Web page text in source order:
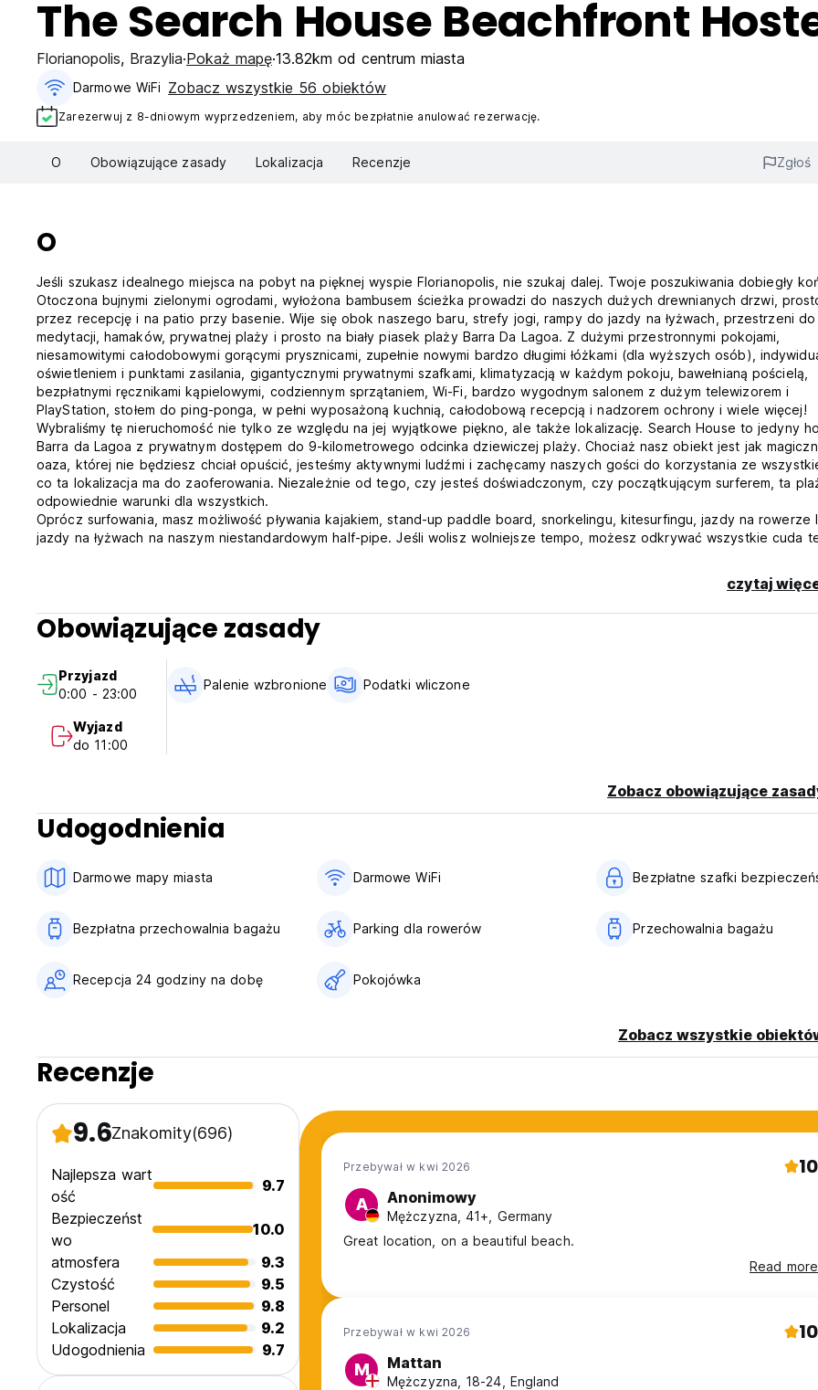
The Search House Beachfront
Florianopolis, Brazylia Pokaż mapę 13.82km od centrum miasta
Darmowe WiFi Zobacz wszystkie 56 obiektów
Zarezerwuj z 8-dniowym wyprzedzeniem, aby móc bezpłatnie anulować rezerwację.
O Obowiązujące zasady Lokalizacja Recenzje Zgłoś
O
Jeśli szukasz idealnego miejsca na pobyt na pięknej wyspie Florianopolis, nie szukaj dalej. Twoje poszukiwania dobiegły
Otoczona bujnymi zielonymi ogrodami, wyłożona bambusem ścieżka prowadzi do naszych dużych drewnianych drzwi,
przez recepcję i na patio przy basenie. Wije się obok naszego baru, strefy jogi, rampy do jazdy na łyżwach, przestrzeni do
medytacji, hamaków, prywatnej plaży i prosto na biały piasek plaży Barra Da Lagoa. Z dużymi przestronnymi pokojami,
niesamowitymi całodobowymi gorącymi prysznicami, zupełnie nowymi bardzo długimi łóżkami (dla wyższych osób),
oświetleniem i punktami zasilania, gigantycznymi prywatnymi szafkami, klimatyzacją w każdym pokoju, bawełnianą pościelą,
bezpłatnymi ręcznikami kąpielowymi, codziennym sprzątaniem, Wi-Fi, bardzo wygodnym salonem z dużym telewizorem i
PlayStation, stołem do ping-ponga, w pełni wyposażoną kuchnią, całodobową recepcją i nadzorem ochrony i wiele więcej!
Wybraliśmy tę nieruchomość nie tylko ze względu na jej wyjątkowe piękno, ale także lokalizację. Search House to jedyny
Barra da Lagoa z prywatnym dostępem do 9-kilometrowego odcinka dziewiczej plaży. Chociaż nasz obiekt jest jak
oaza, której nie będziesz chciał opuścić, jesteśmy aktywnymi ludźmi i zachęcamy naszych gości do korzystania ze
co ta lokalizacja ma do zaoferowania. Niezależnie od tego, czy jesteś doświadczonym, czy początkującym surferem, ta
odpowiednie warunki dla wszystkich.
Oprócz surfowania, masz możliwość pływania kajakiem, stand-up paddle board, snorkelingu, kitesurfingu, jazdy na rowerze
jazdy na łyżwach na naszym niestandardowym half-pipe. Jeśli wolisz wolniejsze tempo, możesz odkrywać wszystkie cuda
basenie lub opalać się, czytając książkę na naszej prywatnej plaży. Nocą - mamy w pełni wyposażony bar na świeżym
doskonałym nagłośnieniem i wiemy, jak się bawić! Od imprez przy basenie po koncerty na żywo - mamy wszystko, czego
potrzebujesz. Znajdujemy się w pobliżu centralnego centrum Lagoa Da Conceição, gdzie znajduje się szeroki wybór
barów i klubów. Mamy również połączenia z najlepszymi klubami nocnymi i możemy pomóc w zorganizowaniu nocnego
bezpośrednim transferem.
Zasady i warunki The Search House:
Zameldowanie od 15:00 do 00:00
Wymeldowanie przed 11:00
Zasady anulowania rezerwacji: 72 godziny przed przyjazdem.
Płatność po przyjeździe gotówką, kartą kredytową lub debetową. Obiekt może dokonać preautoryzacji karty kredytowej
Ogólne:
Brak godziny policyjnej.
Obiekt nie akceptuje osób poniżej 18. roku życia.
WAŻNE W miejscowości Barra da Lagoa nie ma bankomatów. Zalecamy udanie się do Lagoa de Conceio. (Auto-translated
original language)
czytaj
Obowiązujące zasady
Przyjazd
0:00 - 23:00
Wyjazd
do 11:00
Palenie wzbronione Podatki wliczone
Zobacz obowiązujące
Udogodnienia
Darmowe mapy miasta Darmowe WiFi Bezpłatne szafki
Bezpłatna przechowalnia bagażu Parking dla rowerów Przechowalnia bagażu
Recepcja 24 godziny na dobę Pokojówka
Zobacz wszystkie
Recenzje
9.6Znakomity(696)
Najlepsza wart
ość
9.7
Bezpieczeńst
wo
10.0
atmosfera
9.3
Czystość
9.5
Personel
9.8
Lokalizacja
9.2
Udogodnienia
9.7
Przebywał w kwi 2026 10
A Anonimowy
Mężczyzna, 41+, Germany
Great location, on a beautiful beach.
Read more
Przebywał w kwi 2026 10
M Mattan
Mężczyzna, 18-24, England